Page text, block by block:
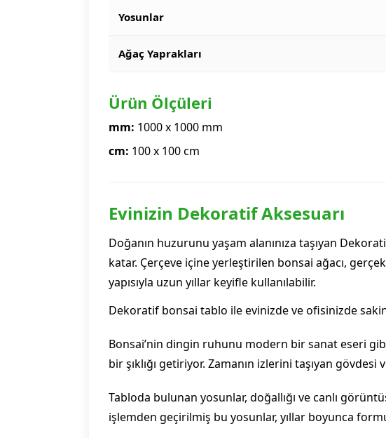
Yosunlar
Ağaç Yaprakları
Ürün Ölçüleri
mm: 1000 x 1000 mm
cm: 100 x 100 cm
Evinizin Dekoratif Aksesuarı
Doğanın huzurunu yaşam alanınıza taşıyan
katar. Çerçeve içine yerleştirilen bonsai ağacı,
yapısıyla uzun yıllar keyifle kullanılabilir.
Dekoratif bonsai tablo ile evinizde ve ofisinizde
Bonsai’nin dingin ruhunu modern bir sanat eseri
bir şıklığı getiriyor. Zamanın izlerini taşıyan
Tabloda bulunan yosunlar, doğallığı ve canlı
işlemden geçirilmiş bu yosunlar, yıllar boyunca